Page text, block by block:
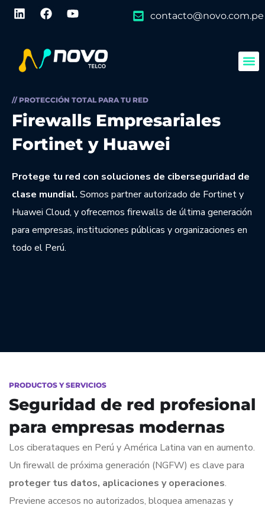
contacto@novo.com.pe
// PROTECCIÓN TOTAL PARA TU RED
Firewalls Empresariales
Fortinet y Huawei
Protege tu red con soluciones de ciberseguridad de
clase mundial. Somos partner autorizado de Fortinet y
Huawei Cloud, y ofrecemos firewalls de última generación
para empresas, instituciones públicas y organizaciones en
todo el Perú.
PRODUCTOS Y SERVICIOS
Seguridad de red profesional
para empresas modernas
Los ciberataques en Perú y América Latina van en aumento.
Un firewall de próxima generación (NGFW) es clave para
proteger tus datos, aplicaciones y operaciones.
Previene accesos no autorizados, bloquea amenazas y